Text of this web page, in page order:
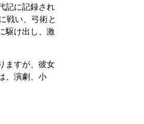
記に記録され
戦い、弓術と
駆け出し、激
ますが、彼女
、演劇、小